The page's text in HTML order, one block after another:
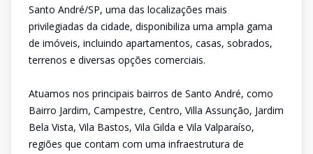
Santo André/SP, uma das localizações mais
privilegiadas da cidade, disponibiliza uma ampla gama
de imóveis, incluindo apartamentos, casas, sobrados,
terrenos e diversas opções comerciais.
Atuamos nos principais bairros de Santo André, como
Bairro Jardim, Campestre, Centro, Villa Assunção, Jardim
Bela Vista, Vila Bastos, Vila Gilda e Vila Valparaíso,
regiões que contam com uma infraestrutura de